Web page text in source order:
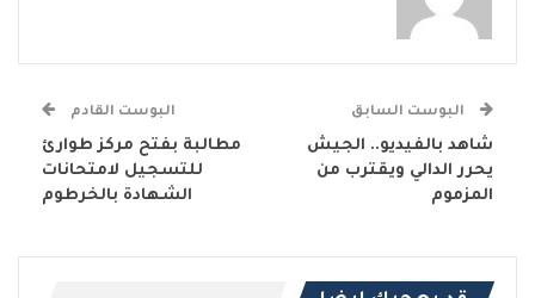
البوست السابق
شاهد بالفيديو.. الجيش
يحرر الدالي ويقترب من
المزموم
البوست القادم
مطالبة بفتح مركز طوارئ
للتسجيل لامتحانات
الشهادة بالخرطوم